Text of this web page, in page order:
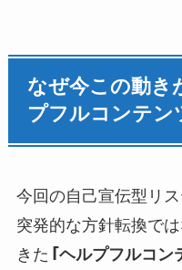
なぜ今この動き
プフルコンテン
今回の自己宣伝型リ
突発的な方針転換で
きた 「ヘルプフルコ